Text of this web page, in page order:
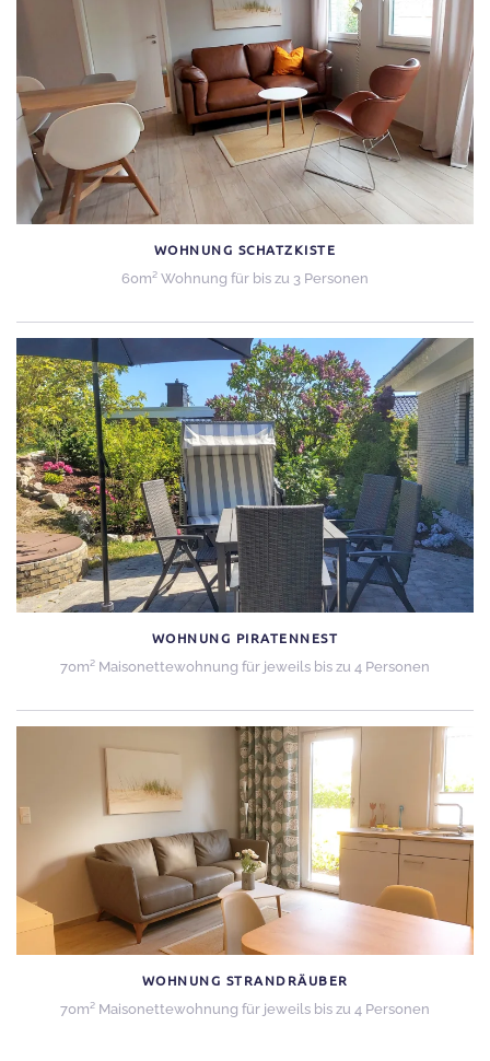
WOHNUNG SCHATZKISTE
60m² Wohnung für bis zu 3 Personen
WOHNUNG PIRATENNEST
70m² Maisonettewohnung für jeweils bis zu 4 Personen
WOHNUNG STRANDRÄUBER
70m² Maisonettewohnung für jeweils bis zu 4 Personen